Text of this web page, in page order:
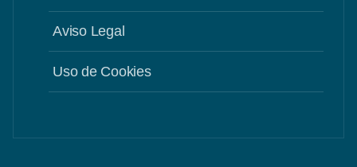
Aviso Legal
Uso de Cookies